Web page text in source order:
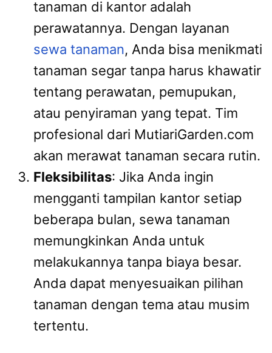
tanaman di kantor adalah
perawatannya. Dengan layanan
sewa tanaman, Anda bisa menikmati
tanaman segar tanpa harus khawatir
tentang perawatan, pemupukan,
atau penyiraman yang tepat. Tim
profesional dari MutiariGarden.com
akan merawat tanaman secara rutin.
Fleksibilitas: Jika Anda ingin
mengganti tampilan kantor setiap
beberapa bulan, sewa tanaman
memungkinkan Anda untuk
melakukannya tanpa biaya besar.
Anda dapat menyesuaikan pilihan
tanaman dengan tema atau musim
tertentu.